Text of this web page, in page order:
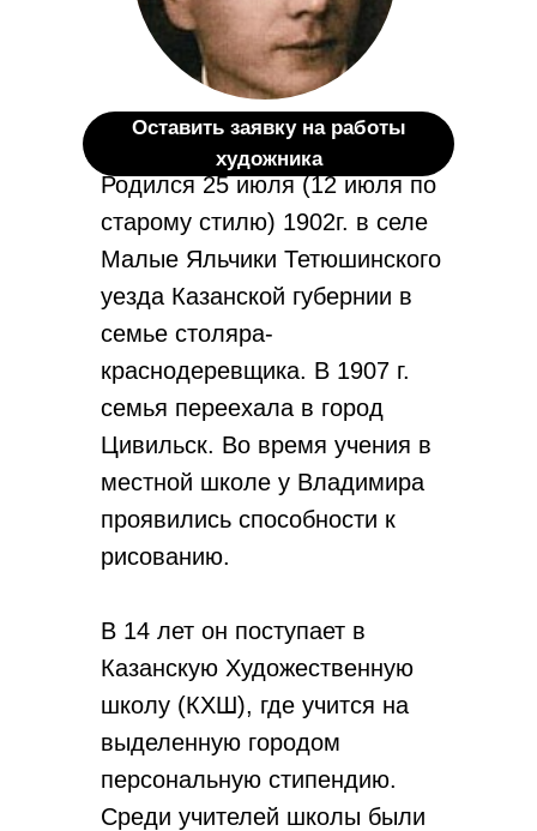
Родился 25 июля (12 июля по
старому стилю) 1902г. в селе
Малые Яльчики Тетюшинского
уезда Казанской губернии в
семье столяра-
краснодеревщика. В 1907 г.
семья переехала в город
Цивильск. Во время учения в
местной школе у Владимира
проявились способности к
рисованию.
В 14 лет он поступает в
Казанскую Художественную
школу (КХШ), где учится на
выделенную городом
персональную стипендию.
Среди учителей школы были
Оставить заявку на работы
художника